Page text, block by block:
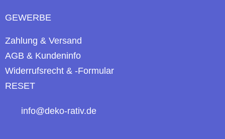
GEWERBE
Zahlung & Versand
AGB & Kundeninfo
Widerrufsrecht & -Formular
RESET
info@deko-rativ.de